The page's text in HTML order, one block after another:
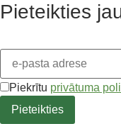
Pieteikties
Piekrītu privātuma